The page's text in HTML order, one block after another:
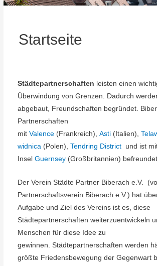
Startseite
Städtepartnerschaften leisten einen
Überwindung von Grenzen. Dadurch
abgebaut, Freundschaften begründet.
Partnerschaften
mit Valence(Frankreich), Asti(Italien),
widnica(Polen), Tendring Districtund ist
Insel Guernsey(Großbritannien)
Der Verein Städte Partner Biberach e.V.
Partnerschaftsverein Biberach e.V.) hat
Aufgabe und Ziel des Vereins ist es, diese
Städtepartnerschaften weiterzuentwickeln
Menschen für diese Idee zu
gewinnen. Städtepartnerschaften werden
größte Friedensbewegung der Gegenwart